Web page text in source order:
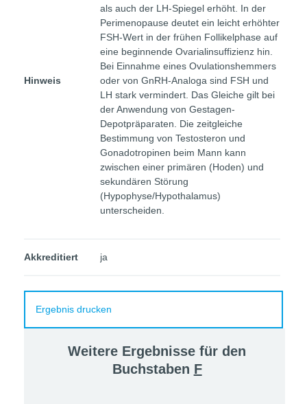
Hinweis
als auch der LH-Spiegel erhöht. In der
Perimenopause deutet ein leicht erhöhter
FSH-Wert in der frühen Follikelphase auf
eine beginnende Ovarialinsuffizienz hin.
Bei Einnahme eines Ovulationshemmers
oder von GnRH-Analoga sind FSH und
LH stark vermindert. Das Gleiche gilt bei
der Anwendung von Gestagen-
Depotpräparaten. Die zeitgleiche
Bestimmung von Testosteron und
Gonadotropinen beim Mann kann
zwischen einer primären (Hoden) und
sekundären Störung
(Hypophyse/Hypothalamus)
unterscheiden.
Akkreditiert ja
Ergebnis drucken
Weitere Ergebnisse für den
Buchstaben F